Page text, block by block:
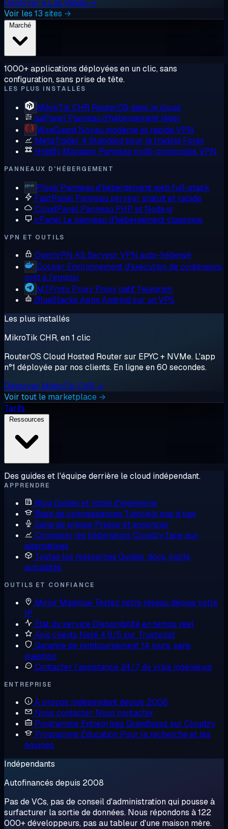
Déployer à Las Vegas →
Voir les 13 sites →
1000+ applications déployées en un clic, sans
configuration, sans prise de tête.
LES PLUS INSTALLÉS
MikroTik CHR RouterOS dans le cloud
aaPanel Panneau d'hébergement léger
WireGuard Noyau moderne et rapide VPN
MetaTrader 4 Standard pour le trading Forex
Hiddify Manager Panneau multi-protocoles VPN
PANNEAUX D'HÉBERGEMENT
Plesk Panneau d'hébergement web full-stack
FastPanel Panneau serveur gratuit et rapide
CloudPanel Panneau PHP et Node.js
cPanel Le panneau d'hébergement classique
VPN ET OUTILS
OpenVPN AS Serveur VPN auto-hébergé
Docker Environnement d'exécution de conteneurs,
prêt à l'emploi
MTProto Proxy Proxy natif Telegram
BlueStacks Apps Android sur un VPS
Les plus installés
MikroTik CHR, en 1 clic
RouterOS Cloud Hosted Router sur EPYC + NVMe. L'app
n°1 déployée par nos clients. En ligne en 60 secondes.
Déployer MikroTik CHR →
Voir tout le marketplace →
Tarifs
Des guides et l'équipe derrière le cloud indépendant.
APPRENDRE
Blog Guides et notes d'ingénierie
Base de connaissances Tutoriels pas à pas
Salle de presse Presse et annonces
Comparer les hébergeurs Cloudzy face aux
alternatives
Toutes les ressources Guides, docs, outils,
actualités
OUTILS ET CONFIANCE
Miroir Magique Testez notre réseau depuis votre
IP
État du service Disponibilité en temps réel
Avis clients Noté 4,6/5 sur Trustpilot
Garantie de remboursement14 jours, sans
question
Contacter l'assistance 24/7, de vrais ingénieurs
ENTREPRISE
À propos Indépendant depuis 2008
Nous contacter Nous contacter
Programme Entreprises Grandissez sur Cloudzy
Programme Éducation Pour la recherche et les
équipes
Indépendants
Autofinancés depuis 2008
Pas de VCs, pas de conseil d'administration qui pousse à
surfacturer la sortie de données. Nous répondons à 122
000+ développeurs, pas au tableur d'une maison mère.